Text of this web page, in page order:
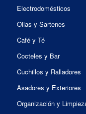
Electrodomésticos
Ollas y Sartenes
Café y Té
Cocteles y Bar
Cuchillos y Ralladores
Asadores y Exteriores
Organización y